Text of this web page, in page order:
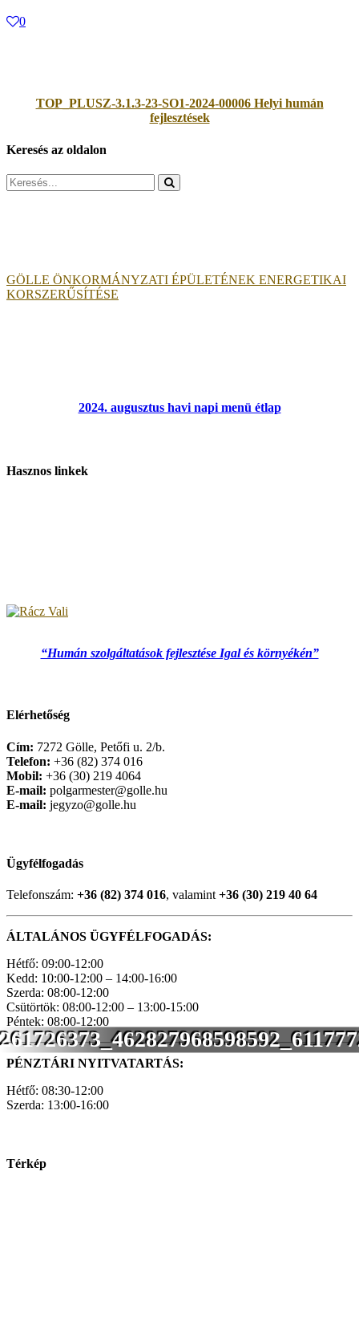
0
TOP_PLUSZ-3.1.3-23-SO1-2024-00006 Helyi humán
fejlesztések
Keresés az oldalon
Search
for:
GÖLLE ÖNKORMÁNYZATI ÉPÜLETÉNEK ENERGETIKAI
KORSZERŰSÍTÉSE
2024. augusztus havi napi menü étlap
Hasznos linkek
“Humán szolgáltatások fejlesztése Igal és környékén”
Elérhetőség
Cím: 7272 Gölle, Petőfi u. 2/b.
Telefon: +36 (82) 374 016
Mobil: +36 (30) 219 4064
E-mail: polgarmester@golle.hu
E-mail: jegyzo@golle.hu
Ügyfélfogadás
Telefonszám: +36 (82) 374 016, valamint +36 (30) 219 40 64
ÁLTALÁNOS ÜGYFÉLFOGADÁS:
Hétfő: 09:00-12:00
Kedd: 10:00-12:00 – 14:00-16:00
Szerda: 08:00-12:00
Csütörtök: 08:00-12:00 – 13:00-15:00
Péntek: 08:00-12:00
PÉNZTÁRI NYITVATARTÁS:
Hétfő: 08:30-12:00
Szerda: 13:00-16:00
Térkép